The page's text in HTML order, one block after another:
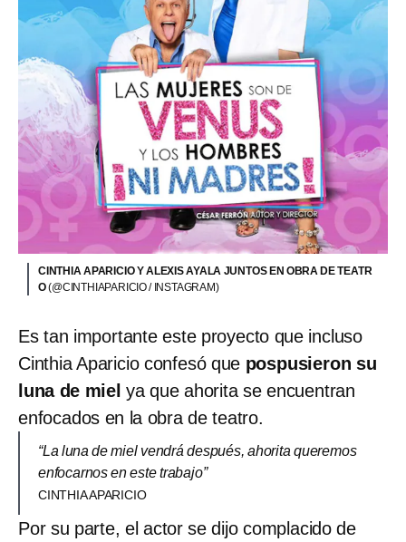
CINTHIA APARICIO Y ALEXIS AYALA JUNTOS EN OBRA DE TEATR
O(@CINTHIAPARICIO / INSTAGRAM)
Es tan importante este proyecto que incluso
Cinthia Aparicio confesó que pospusieron su
luna de mielya que ahorita se encuentran
enfocados en la obra de teatro.
“La luna de miel vendrá después, ahorita queremos
enfocarnos en este trabajo”
CINTHIA APARICIO
Por su parte, el actor se dijo complacido de